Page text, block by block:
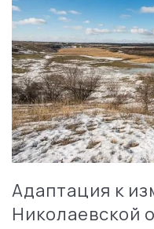
Адаптация к
Николаевской